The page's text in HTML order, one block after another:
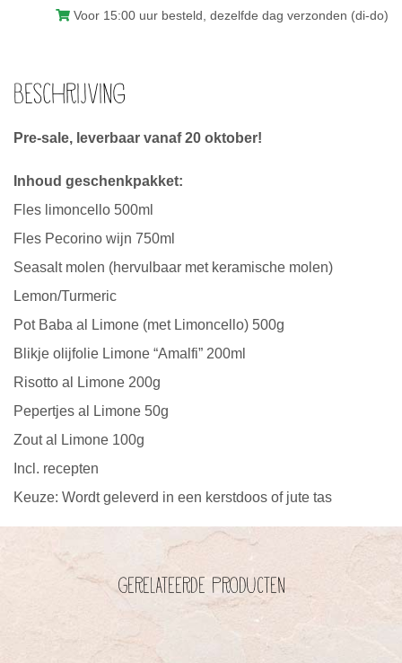
Voor 15:00 uur besteld, dezelfde dag verzonden (di-do)
Beschrijving
Pre-sale, leverbaar vanaf 20 oktober!
Inhoud geschenkpakket:
Fles limoncello 500ml
Fles Pecorino wijn 750ml
Seasalt molen (hervulbaar met keramische molen)
Lemon/Turmeric
Pot Baba al Limone (met Limoncello) 500g
Blikje olijfolie Limone “Amalfi” 200ml
Risotto al Limone 200g
Pepertjes al Limone 50g
Zout al Limone 100g
Incl. recepten
Keuze: Wordt geleverd in een kerstdoos of jute tas
Gerelateerde producten